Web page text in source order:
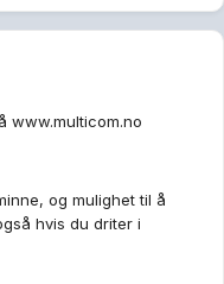
www.multicom.no
og mulighet til å
hvis du driter i